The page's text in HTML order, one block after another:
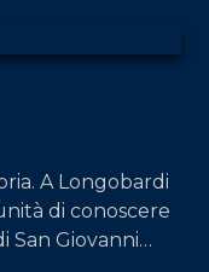
A Longobardi
di conoscere
San Giovanni